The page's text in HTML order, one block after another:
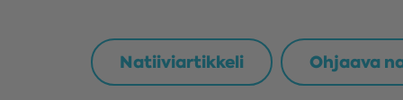
Natiiviartikkeli Ohjaava